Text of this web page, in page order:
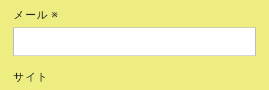
メール ※
サイト